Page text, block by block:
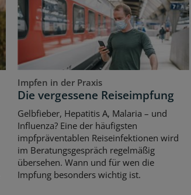
Impfen in der Praxis
Die vergessene Reiseimpfung
Gelbfieber, Hepatitis A, Malaria – und
Influenza? Eine der häufigsten
impfpräventablen Reiseinfektionen wird
im Beratungsgespräch regelmäßig
übersehen. Wann und für wen die
Impfung besonders wichtig ist.